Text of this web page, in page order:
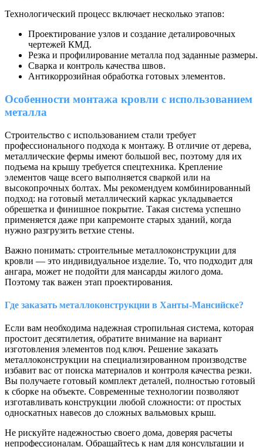
Технологический процесс включает несколько этапов:
Проектирование узлов и создание деталировочных
чертежей КМД.
Резка и профилирование металла под заданные размеры.
Сварка и контроль качества швов.
Антикоррозийная обработка готовых элементов.
Особенности монтажа кровли с использованием
металла
Строительство с использованием стали требует
профессионального подхода к монтажу. В отличие от дерева,
металлические фермы имеют большой вес, поэтому для их
подъема на крышу требуется спецтехника. Крепление
элементов чаще всего выполняется сваркой или на
высокопрочных болтах. Мы рекомендуем комбинированный
подход: на готовый металлический каркас укладывается
обрешетка и финишное покрытие. Такая система успешно
применяется даже при капремонте старых зданий, когда
нужно разгрузить ветхие стены.
Важно понимать: строительные металлоконструкции для
кровли — это индивидуальное изделие. То, что подходит для
ангара, может не подойти для мансарды жилого дома.
Поэтому так важен этап проектирования.
Где заказать металлоконструкции в Ханты-Мансийске?
Если вам необходима надежная стропильная система, которая
простоит десятилетия, обратите внимание на вариант
изготовления элементов под ключ. Решение заказать
металлоконструкции на специализированном производстве
избавит вас от поиска материалов и контроля качества резки.
Вы получаете готовый комплект деталей, полностью готовый
к сборке на объекте. Современные технологии позволяют
изготавливать конструкции любой сложности: от простых
односкатных навесов до сложных вальмовых крыш.
Не рискуйте надежностью своего дома, доверяя расчеты
непрофессионалам. Обращайтесь к нам для консультации и